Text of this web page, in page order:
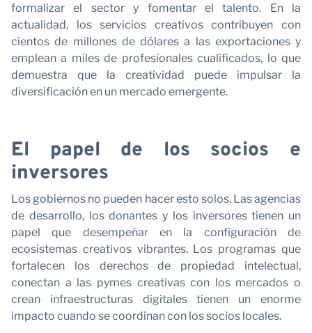
formalizar el sector y fomentar el talento. En la
actualidad, los servicios creativos contribuyen con
cientos de millones de dólares a las exportaciones y
emplean a miles de profesionales cualificados, lo que
demuestra que la creatividad puede impulsar la
diversificación en un mercado emergente.
El papel de los socios e
inversores
Los gobiernos no pueden hacer esto solos. Las agencias
de desarrollo, los donantes y los inversores tienen un
papel que desempeñar en la configuración de
ecosistemas creativos vibrantes. Los programas que
fortalecen los derechos de propiedad intelectual,
conectan a las pymes creativas con los mercados o
crean infraestructuras digitales tienen un enorme
impacto cuando se coordinan con los socios locales.